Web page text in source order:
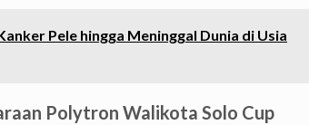
Pele hingga Meninggal Dunia di Usia
Polytron Walikota Solo Cup